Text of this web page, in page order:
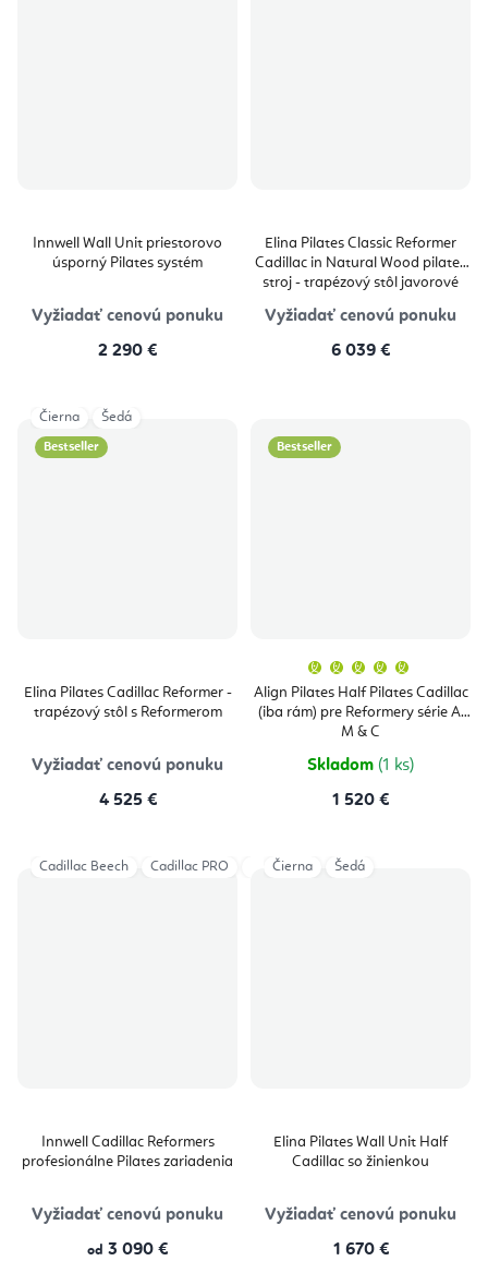
Innwell Wall Unit priestorovo
úsporný Pilates systém
Vyžiadať cenovú ponuku
2 290 €
Elina Pilates Classic Reformer
Cadillac in Natural Wood pilates
stroj - trapézový stôl javorové
Vyžiadať cenovú ponuku
6 039 €
Bestseller
Elina Pilates Cadillac Reformer -
trapézový stôl s Reformerom
Vyžiadať cenovú ponuku
4 525 €
Čierna Šedá
Bestseller
Align Pilates Half Pilates Cadillac
(iba rám) pre Reformery série A,
M & C
produktu
je
5,0
Skladom (1 ks)
1 520 €
Innwell Cadillac Reformers
profesionálne Pilates zariadenia
Vyžiadať cenovú ponuku
od 3 090 €
Cadillac Beech Cadillac PRO Cadillac Classical
Elina Pilates Wall Unit Half
Cadillac so žinienkou
Vyžiadať cenovú ponuku
1 670 €
Čierna Šedá